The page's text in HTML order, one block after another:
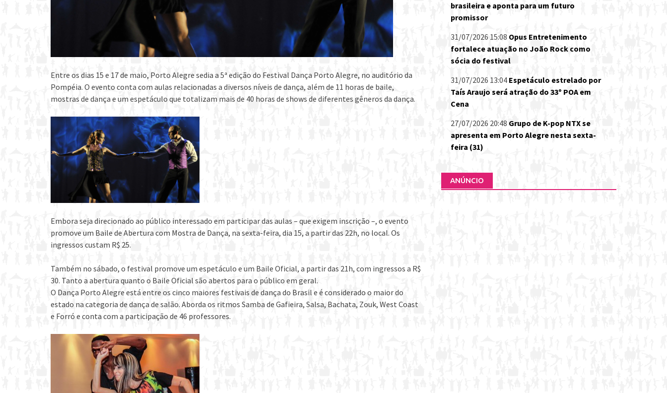
Entre os dias 15 e 17 de maio, Porto Alegre sedia a 5ª edição do Festival Dança Porto Alegre, no auditório da
Pompéia. O evento conta com aulas relacionadas a diversos níveis de dança, além de 11 horas de baile,
mostras de dança e um espetáculo que totalizam mais de 40 horas de shows de diferentes gêneros da dança.
Embora seja direcionado ao público interessado em participar das aulas – que exigem inscrição –, o evento
promove um Baile de Abertura com Mostra de Dança, na sexta-feira, dia 15, a partir das 22h, no local. Os
ingressos custam R$ 25.
Também no sábado, o festival promove um espetáculo e um Baile Oficial, a partir das 21h, com ingressos a R$
30. Tanto a abertura quanto o Baile Oficial são abertos para o público em geral.
O Dança Porto Alegre está entre os cinco maiores festivais de dança do Brasil e é considerado o maior do
estado na categoria de dança de salão. Aborda os ritmos Samba de Gafieira, Salsa, Bachata, Zouk, West Coast
e Forró e conta com a participação de 46 professores.
brasileira e aponta para um futuro
promissor
31/07/2026 15:08 Opus Entretenimento
fortalece atuação no João Rock como
sócia do festival
31/07/2026 13:04 Espetáculo estrelado por
Taís Araujo será atração do 33º POA em
Cena
27/07/2026 20:48 Grupo de K-pop NTX se
apresenta em Porto Alegre nesta sexta-
feira (31)
ANÚNCIO